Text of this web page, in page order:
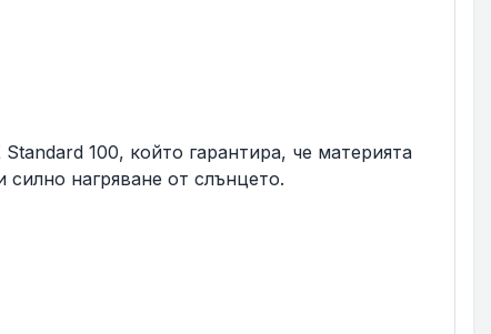
100, който гарантира, че материята
нагряване от слънцето.